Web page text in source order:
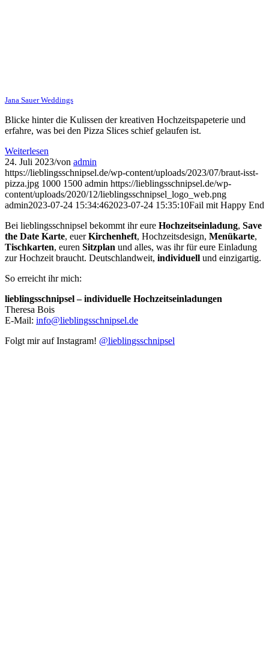
Jana Sauer Weddings
Blicke hinter die Kulissen der kreativen Hochzeitspapeterie und
erfahre, was bei den Pizza Slices schief gelaufen ist.
Weiterlesen
24. Juli 2023/von admin
https://lieblingsschnipsel.de/wp-content/uploads/2023/07/braut-isst-
pizza.jpg 1000 1500 admin https://lieblingsschnipsel.de/wp-
content/uploads/2020/12/lieblingsschnipsel_logo_web.png
admin2023-07-24 15:34:462023-07-24 15:35:10Fail mit Happy End
Bei lieblingsschnipsel bekommt ihr eure Hochzeitseinladung, Save
the Date Karte, euerKirchenheft, Hochzeitsdesign, Menükarte,
Tischkarten, euren Sitzplan und alles, was ihr für eure Einladung
zur Hochzeit braucht. Deutschlandweit, individuell und einzigartig.
So erreicht ihr mich:
lieblingsschnipsel – individuelle Hochzeitseinladungen
Theresa Bois
E-Mail: info@lieblingsschnipsel.de
Folgt mir auf Instagram! @lieblingsschnipsel